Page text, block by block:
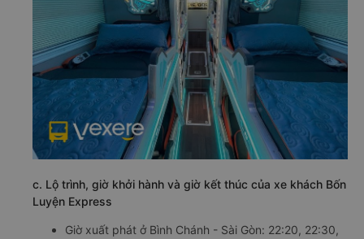
c. Lộ trình, giờ khởi hành và giờ kết thúc của xe khách Bốn
Luyện Express
Giờ xuất phát ở Bình Chánh - Sài Gòn: 22:20, 22:30,